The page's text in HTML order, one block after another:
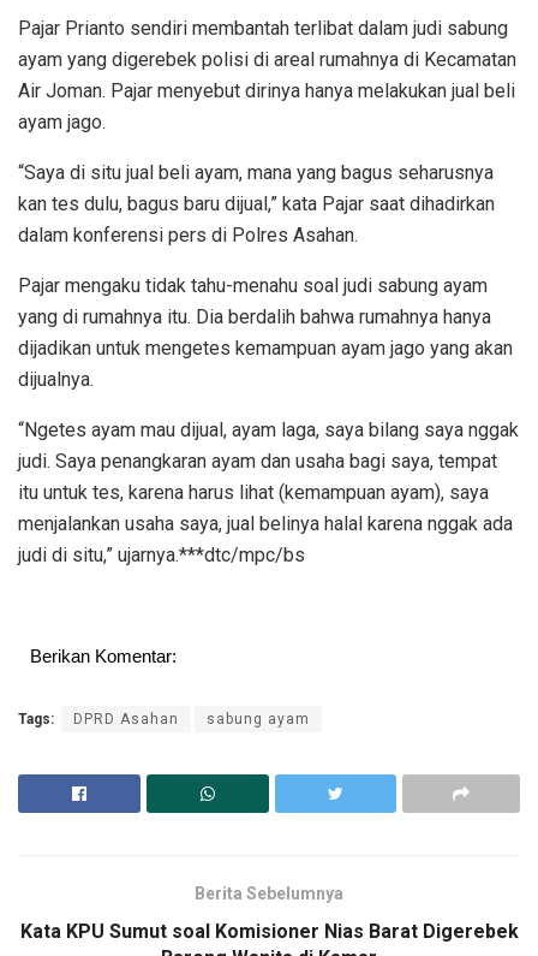
Pajar Prianto sendiri membantah terlibat dalam judi sabung
ayam yang digerebek polisi di areal rumahnya di Kecamatan
Air Joman. Pajar menyebut dirinya hanya melakukan jual beli
ayam jago.
“Saya di situ jual beli ayam, mana yang bagus seharusnya
kan tes dulu, bagus baru dijual,” kata Pajar saat dihadirkan
dalam konferensi pers di Polres Asahan.
Pajar mengaku tidak tahu-menahu soal judi sabung ayam
yang di rumahnya itu. Dia berdalih bahwa rumahnya hanya
dijadikan untuk mengetes kemampuan ayam jago yang akan
dijualnya.
“Ngetes ayam mau dijual, ayam laga, saya bilang saya nggak
judi. Saya penangkaran ayam dan usaha bagi saya, tempat
itu untuk tes, karena harus lihat (kemampuan ayam), saya
menjalankan usaha saya, jual belinya halal karena nggak ada
judi di situ,” ujarnya.***dtc/mpc/bs
Berikan Komentar:
Tags: DPRD Asahan sabung ayam
Berita Sebelumnya
Kata KPU Sumut soal Komisioner Nias Barat Digerebek